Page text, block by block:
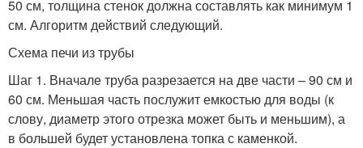
50 см, толщина стенок должна составлять как минимум 1
см. Алгоритм действий следующий.
Схема печи из трубы
Шаг 1. Вначале труба разрезается на две части – 90 см и
60 см. Меньшая часть послужит емкостью для воды (к
слову, диаметр этого отрезка может быть и меньшим), а
в большей будет установлена топка с каменкой.